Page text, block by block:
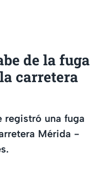
de la fuga
carretera
registró una fuga
Mérida -